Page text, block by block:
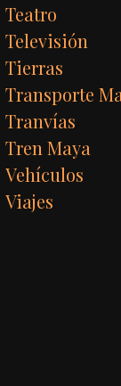
Teatro
Televisión
Tierras
Transporte
Tranvías
Tren Maya
Vehículos
Viajes